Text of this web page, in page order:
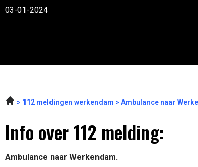
03-01-2024
112 meldingen werkendam Ambulance naar
Info over 112 melding:
Ambulance naar Werkendam.